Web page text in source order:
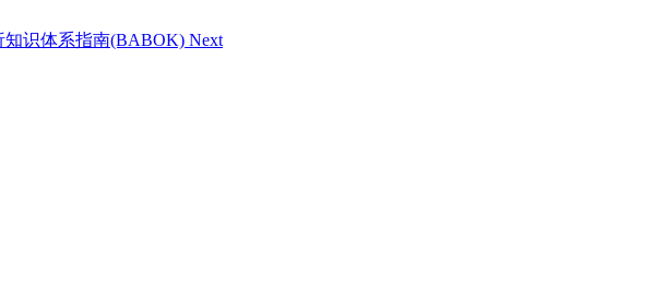
知识体系指南(BABOK) Next